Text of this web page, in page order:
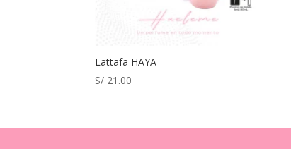
Lattafa HAYA
S/ 21.00